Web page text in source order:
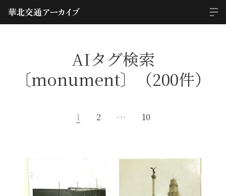
AIタグ検索
〔monument〕（200件）
1 2 … 10